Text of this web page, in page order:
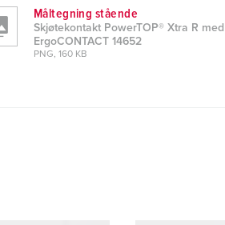
Måltegning stående
Skjøtekontakt PowerTOP® Xtra R med
ErgoCONTACT 14652
PNG, 160 KB